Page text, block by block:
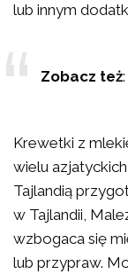
lub innym
Zobacz też:
Krewetki z
wielu
Tajlandią
w Tajlandii,
wzbogaca się
lub przypraw.